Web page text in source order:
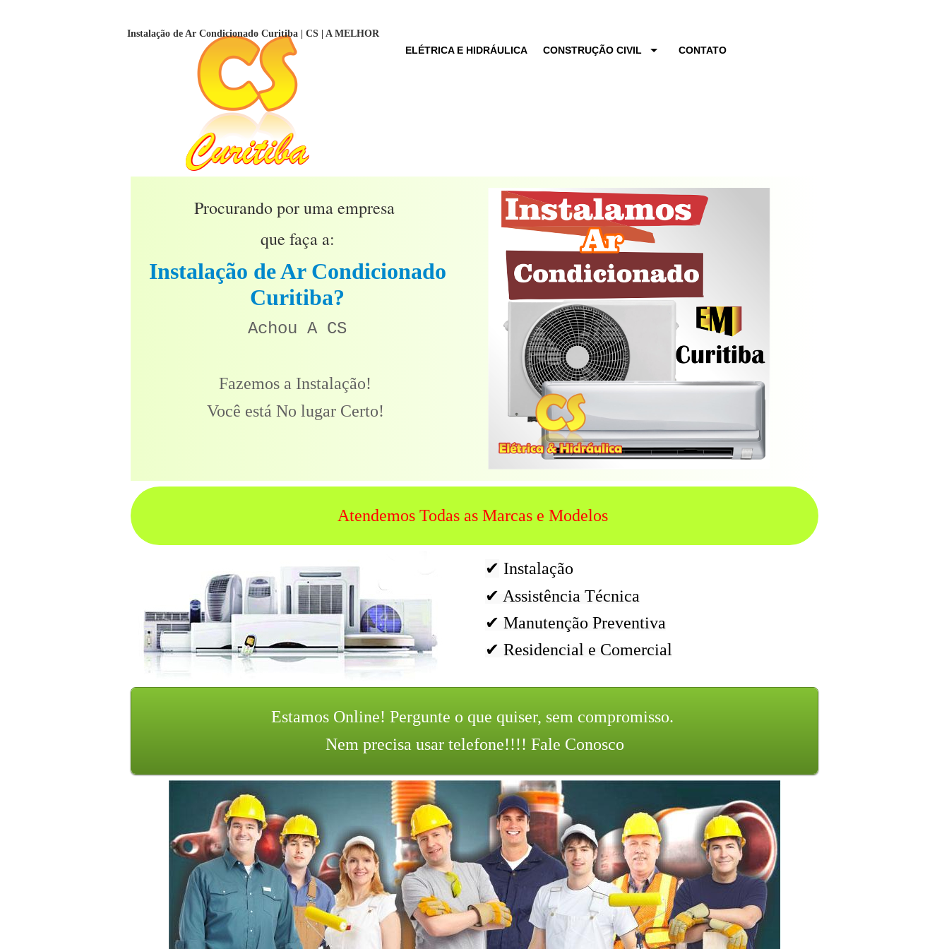
Instalação de Ar Condicionado Curitiba | CS | A MELHOR
ELÉTRICA E HIDRÁULICA CONSTRUÇÃO CIVIL CONTATO
Procurando por uma empresa
que faça a:
Instalação de Ar Condicionado
Curitiba?
Achou A CS
Fazemos a Instalação!
Você está No lugar Certo!
Atendemos Todas as Marcas e Modelos
✔ Instalação
✔ Assistência Técnica
✔ Manutenção Preventiva
✔ Residencial e Comercial
Estamos Online! Pergunte o que quiser, sem compromisso.
Nem precisa usar telefone!!!! Fale Conosco